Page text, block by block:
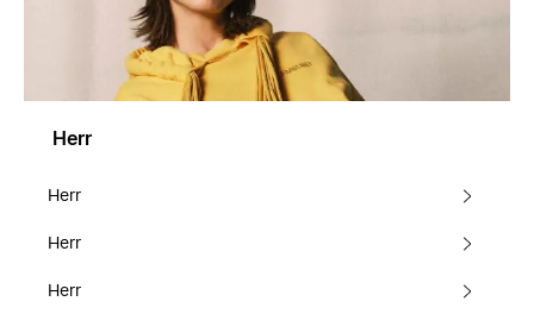
Herr
Herr
Herr
Herr